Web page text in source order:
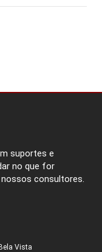
suportes e
no que for
consultores.
Vista